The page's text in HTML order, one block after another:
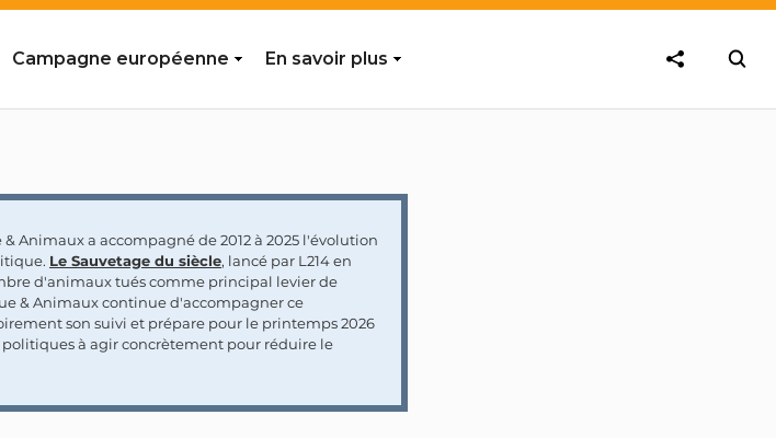
Campagne européenne En savoir plus
Animaux a accompagné de 2012 à 2025 l'évolution
Le Sauvetage du siècle, lancé par L214 en
d'animaux tués comme principal levier de
& Animaux continue d'accompagner ce
son suivi et prépare pour le printemps 2026
à agir concrètement pour réduire le